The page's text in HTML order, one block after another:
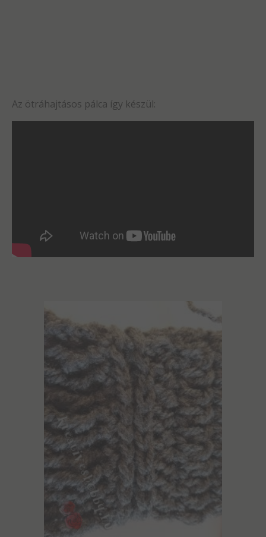
Az ötráhajtásos pálca így készül: